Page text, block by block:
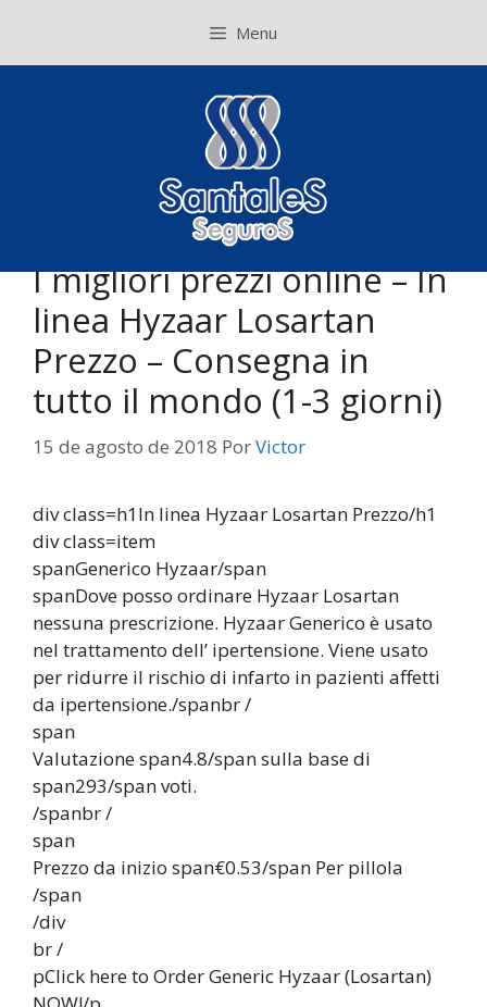
o
Menu
I migliori prezzi online – In
linea Hyzaar Losartan
Prezzo – Consegna in
tutto il mondo (1-3 giorni)
15 de agosto de 2018 PorVictor
div class=h1In linea Hyzaar Losartan Prezzo/h1
div class=item
spanGenerico Hyzaar/span
spanDove posso ordinare Hyzaar Losartan
nessuna prescrizione. Hyzaar Generico è usato
nel trattamento dell’ ipertensione. Viene usato
per ridurre il rischio di infarto in pazienti affetti
da ipertensione./spanbr /
span
Valutazione span4.8/span sulla base di
span293/span voti.
/spanbr /
span
Prezzo da inizio span€0.53/span Per pillola
/span
/div
br /
pClick here to Order Generic Hyzaar (Losartan)